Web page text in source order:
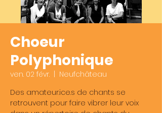
Choeur
Polyphonique
ven. 02 févr.
Neufchâteau
Des amateur.ice.s de chants se
retrouvent pour faire vibrer leur voix